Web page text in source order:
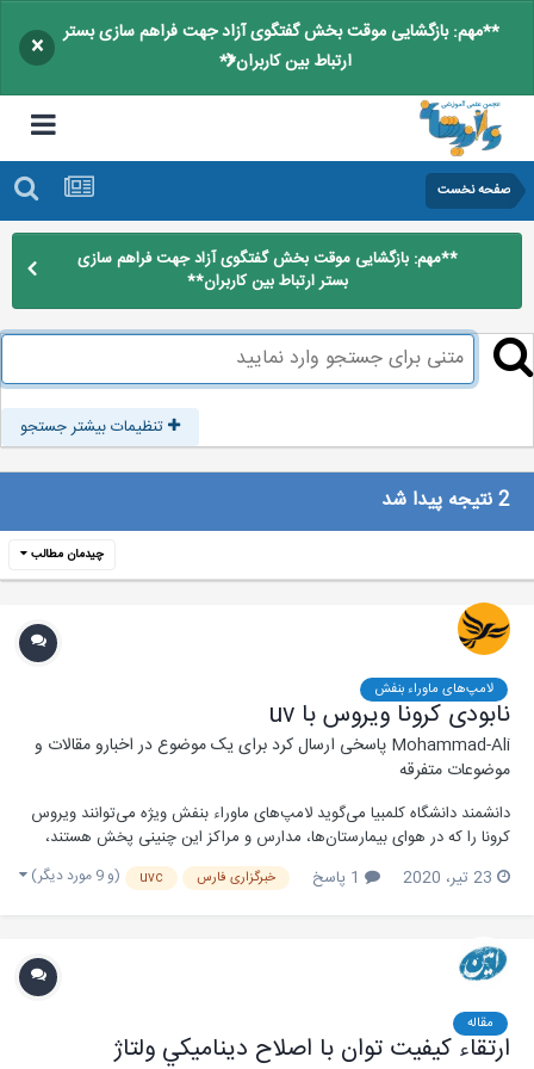
**مهم: بازگشایی موقت بخش گفتگوی آزاد جهت فراهم سازی بستر
ارتباط بین کاربران**
×
صفحه نخست
**مهم: بازگشایی موقت بخش گفتگوی آزاد جهت فراهم سازی
بستر ارتباط بین کاربران**
تنظیمات بیشتر جستجو
چیدمان مطالب
لامپ‌های ماوراء بنفش
نابودی کرونا ویروس با uv
Mohammad-Aliپاسخی ارسال کرد برای یک موضوع دراخبارو مقالات و
موضوعات متفرقه
دانشمند دانشگاه کلمبیا می‌گوید لامپ‌های ماوراء بنفش ویژه می‌توانند ویروس
کرونا را که در هوای بیمارستان‌ها، مدارس و مراکز این چنینی پخش هستند،
نابود کند. دانشمندان در حال مطالعه نوع خاصی از نور ماوراء بنفش، معروف به
نور دور UVC هستند که می‌تواند میکروب و ویروس‌ها را بدون نفوذ به پوست
23 تیر، 2020 1 پاسخ خبرگزاری فارس uvc (و 9 مورد دیگر)
مقاله
ارتقاء كيفيت توان با اصلاح ديناميكي ولتاژ